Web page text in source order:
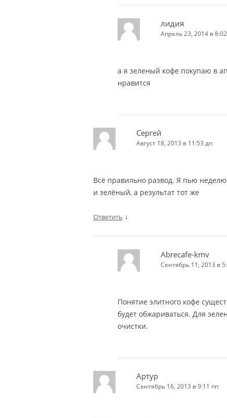
лидия
Апрель 23, 2014 в
а я зеленый кофе покупаю в
нравится
Сергей
Август 18, 2013 в 11:53 дп
Всё правильно развод. Я пью
и зелёный, а результат тот же
Ответить ↓
Abrecafe-kmv
Сентябрь 11, 2013 в
Понятие элитного кофе
будет обжариваться. Для
очистки.
Артур
Сентябрь 16, 2013 в 9:11 пп